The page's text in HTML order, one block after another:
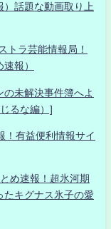
話題な動画取り上
トラ芸能情報局！
報）
未解決事件簿へよ
るな編）]
有益便利情報サイ
め速報！超氷河期
たキグナス氷子の愛